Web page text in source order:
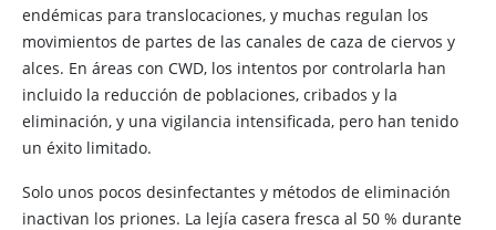
endémicas para translocaciones, y muchas regulan los
movimientos de partes de las canales de caza de ciervos y
alces. En áreas con CWD, los intentos por controlarla han
incluido la reducción de poblaciones, cribados y la
eliminación, y una vigilancia intensificada, pero han tenido
un éxito limitado.
Solo unos pocos desinfectantes y métodos de eliminación
inactivan los priones. La lejía casera fresca al 50 % durante